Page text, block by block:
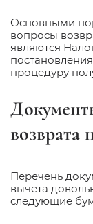
Основными
вопросы
являются
процедуру
возврата
Перечень
вычета
следующие